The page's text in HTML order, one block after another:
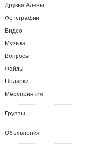
Друзья Алены
Фотографии
Видео
Музыка
Вопросы
Файлы
Подарки
Мероприятия
Группы
Объявления